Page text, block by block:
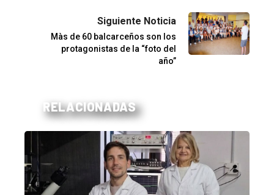
Siguiente Noticia
Màs de 60 balcarceños son los
protagonistas de la “foto del
año”
RELACIONADAS